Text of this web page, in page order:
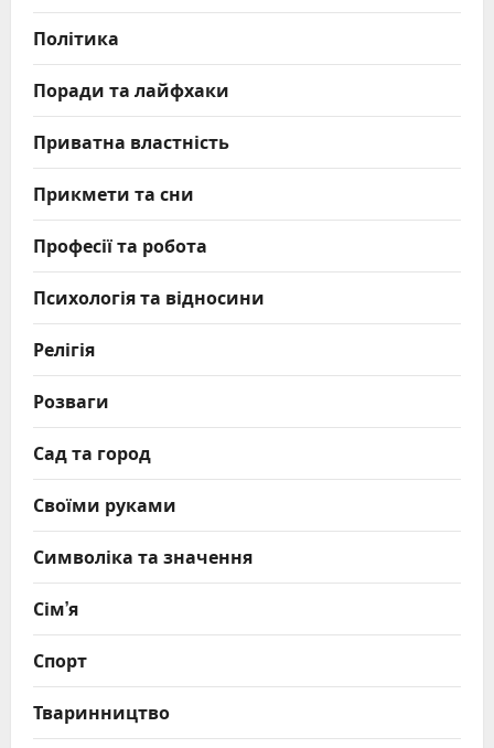
Політика
Поради та лайфхаки
Приватна властність
Прикмети та сни
Професії та робота
Психологія та відносини
Релігія
Розваги
Сад та город
Своїми руками
Символіка та значення
Сім’я
Спорт
Тваринництво